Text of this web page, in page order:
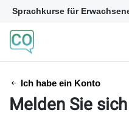
Sprachkurse für
Ich habe ein Konto
Melden Sie